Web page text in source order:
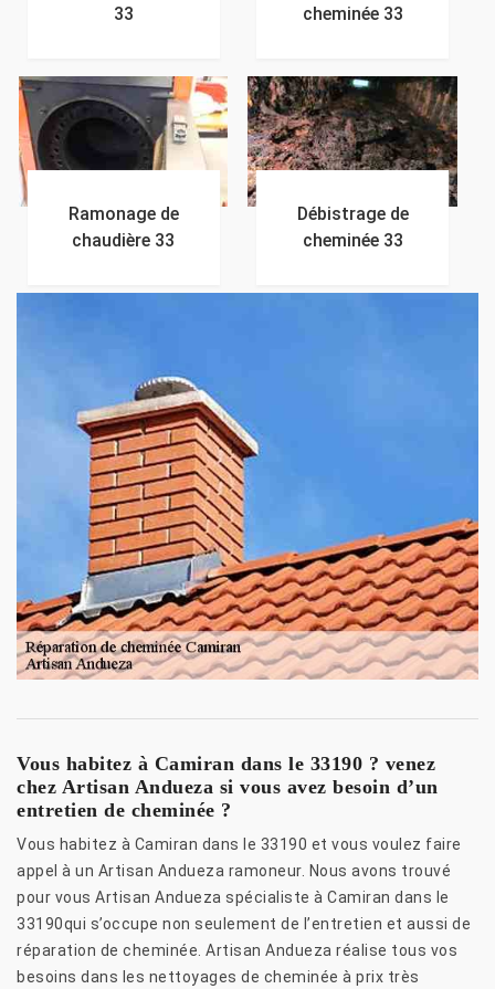
33
cheminée 33
Ramonage de
chaudière 33
Débistrage de
cheminée 33
Vous habitez à Camiran dans le 33190 ? venez
chez Artisan Andueza si vous avez besoin d’un
entretien de cheminée ?
Vous habitez à Camiran dans le 33190 et vous voulez faire
appel à un Artisan Andueza ramoneur. Nous avons trouvé
pour vous Artisan Andueza spécialiste à Camiran dans le
33190qui s’occupe non seulement de l’entretien et aussi de
réparation de cheminée. Artisan Andueza réalise tous vos
besoins dans les nettoyages de cheminée à prix très